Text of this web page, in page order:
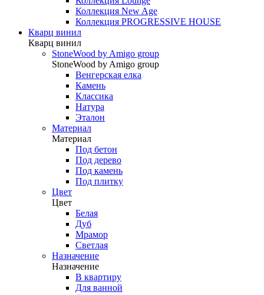
Коллекция New Age
Коллекция PROGRESSIVE HOUSE
Кварц винил
Кварц винил
StoneWood by Amigo group
StoneWood by Amigo group
Венгерская елка
Камень
Классика
Натура
Эталон
Материал
Материал
Под бетон
Под дерево
Под камень
Под плитку
Цвет
Цвет
Белая
Дуб
Мрамор
Светлая
Назначение
Назначение
В квартиру
Для ванной